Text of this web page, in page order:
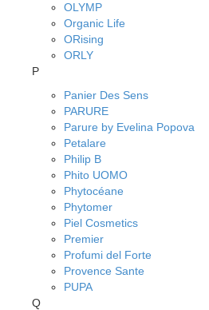
OLYMP
Organic Life
ORising
ORLY
P
Panier Des Sens
PARURE
Parure by Evelina Popova
Petalare
Philip B
Phito UOMO
Phytocéane
Phytomer
Piel Cosmetics
Premier
Profumi del Forte
Provence Sante
PUPA
Q